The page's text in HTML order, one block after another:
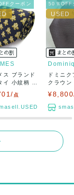
クーポン
ス ブランド
イ 小紋柄 花
ク...
点
50％OFF
ドミニ
クラウン
ブラン